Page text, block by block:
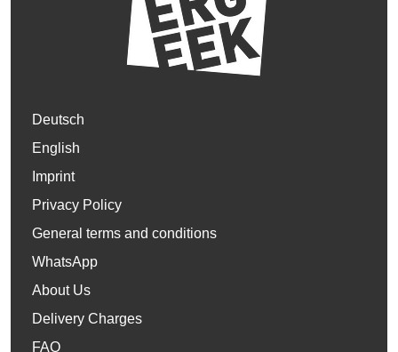
Deutsch
English
Imprint
Privacy Policy
General terms and conditions
WhatsApp
About Us
Delivery Charges
FAQ